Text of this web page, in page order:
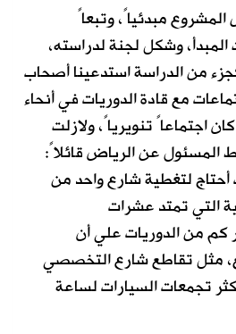
مبدئياً، وتبعاً
وشكل لجنة لدراسته،
من الدراسة استدعينا أصحاب
مع قادة الدوريات في أنحاء
اجتماعاً تنويرياً، ولازلت
المسئول عن الرياض قائلاً:
لتغطية شارع واحد من
التي تمتد عشرات
كم من الدوريات علي أن
مثل تقاطع شارع التخصصي
تجمعات السيارات لساعة